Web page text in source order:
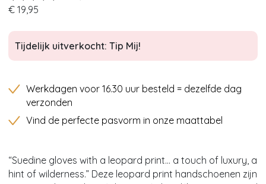
€ 19,95
Tijdelijk uitverkocht: Tip Mij!
Werkdagen voor 16.30 uur besteld = dezelfde dag
verzonden
Vind de perfecte pasvorm in onze maattabel
“Suedine gloves with a leopard print... a touch of luxury, a
hint of wilderness.” Deze leopard print handschoenen zijn